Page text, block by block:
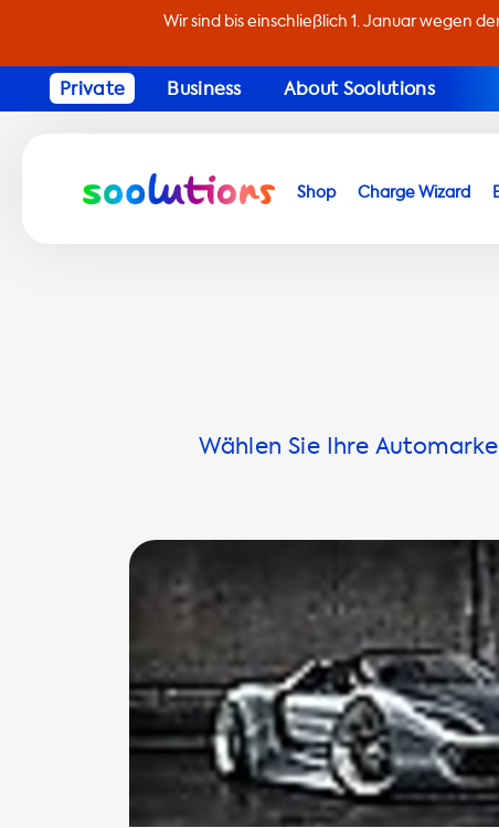
Wir sind bis einschließlich 1. Januar wegen
Private Business About Soolutions
Shop Charge Wizard
Wählen Sie Ihre